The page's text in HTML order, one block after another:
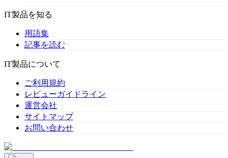
IT製品を知る
用語集
記事を読む
IT製品について
ご利用規約
レビューガイドライン
運営会社
サイトマップ
お問い合わせ